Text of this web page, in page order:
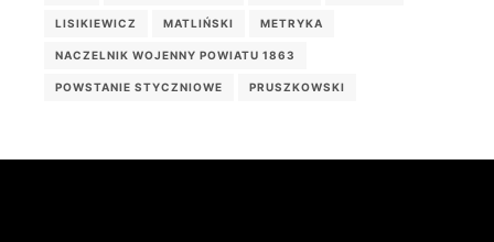
LISIKIEWICZ MATLIŃSKI METRYKA
NACZELNIK WOJENNY POWIATU 1863
POWSTANIE STYCZNIOWE PRUSZKOWSKI